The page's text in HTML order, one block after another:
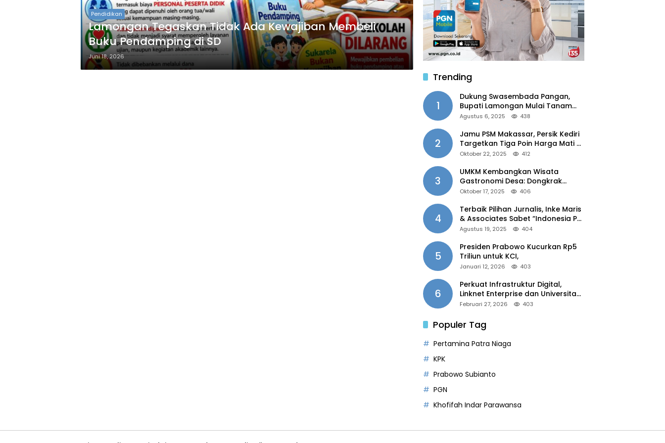
Pendidikan
Lamongan Tegaskan Tidak Ada Kewajiban Membeli
Buku Pendamping di SD
Juni 18, 2026
Trending
1
Dukung Swasembada Pangan,
Bupati Lamongan Mulai Tanam
Padi Musim Ketiga
Agustus 6, 2025 438
2
Jamu PSM Makassar, Persik Kediri
Targetkan Tiga Poin Harga Mati di
Kandang
Oktober 22, 2025 412
3
UMKM Kembangkan Wisata
Gastronomi Desa: Dongkrak
Ekonomi Daerah, Perluas Pasar
Oktober 17, 2025 406
4
Terbaik Pilihan Jurnalis, Inke Maris
& Associates Sabet “Indonesia PR
of the Year 2025”
Agustus 19, 2025 404
5
Presiden Prabowo Kucurkan Rp5
Triliun untuk KCI,
Januari 12, 2026 403
6
Perkuat Infrastruktur Digital,
Linknet Enterprise dan Universitas
Jember Jalin Kolaborasi Smart
Februari 27, 2026 403
Populer Tag
Pertamina Patra Niaga
KPK
Prabowo Subianto
PGN
Khofifah Indar Parawansa